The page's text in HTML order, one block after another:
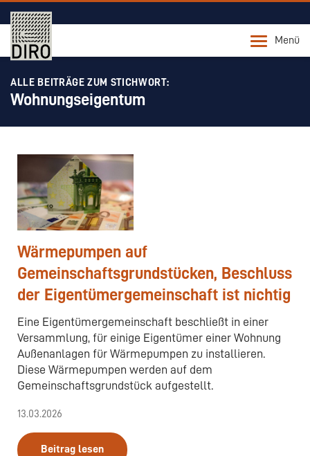
Menü
ALLE BEITRÄGE ZUM STICHWORT:
Wohnungseigentum
Wärmepumpen auf
Gemeinschaftsgrundstücken, Beschluss
der Eigentümergemeinschaft ist nichtig
Eine Eigentümergemeinschaft beschließt in einer
Versammlung, für einige Eigentümer einer Wohnung
Außenanlagen für Wärmepumpen zu installieren.
Diese Wärmepumpen werden auf dem
Gemeinschaftsgrundstück aufgestellt.
13.03.2026
Beitrag lesen